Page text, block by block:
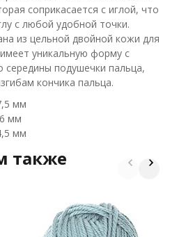
соприкасается с иглой, что
с любой удобной точки.
из цельной двойной кожи для
уникальную форму с
середины подушечки пальца,
кончика пальца.
мм
мм
мм
также